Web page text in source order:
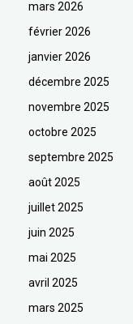
mars 2026
février 2026
janvier 2026
décembre 2025
novembre 2025
octobre 2025
septembre 2025
août 2025
juillet 2025
juin 2025
mai 2025
avril 2025
mars 2025